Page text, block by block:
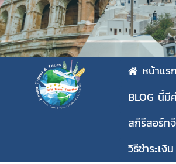
หน้าแรก
BLOG นี้
สกีรีสอร์ท
วิธีชำระเงิน